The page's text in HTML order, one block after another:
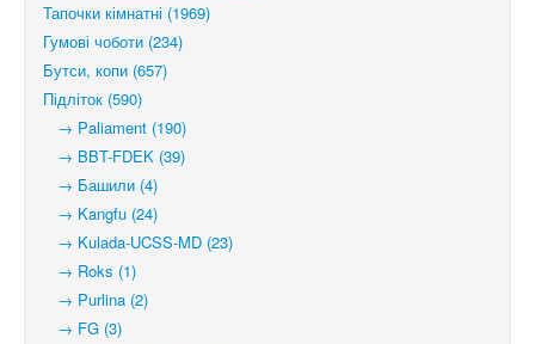
Тапочки кімнатні (1969)
Гумові чоботи (234)
Бутси, копи (657)
Підліток (590)
→ Paliament (190)
→ BBT-FDEK (39)
→ Башили (4)
→ Kangfu (24)
→ Kulada-UCSS-MD (23)
→ Roks (1)
→ Purlina (2)
→ FG (3)